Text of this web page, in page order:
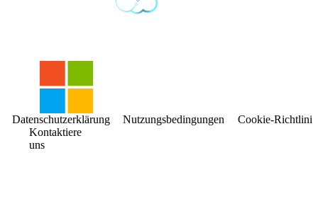
Kontaktiere
uns
Datenschutzerklärung Nutzungsbedingungen Cookie-Richtlinie